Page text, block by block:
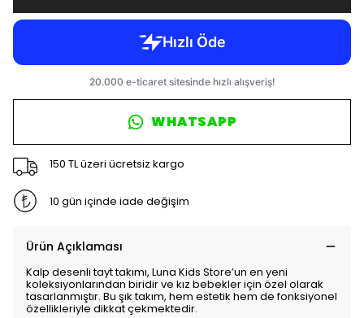
WHATSAPP
150 TL üzeri ücretsiz kargo
10 gün içinde iade değişim
Ürün Açıklaması
Kalp desenli tayt takımı, Luna Kids Store’un en yeni
koleksiyonlarından biridir ve kız bebekler için özel olarak
tasarlanmıştır. Bu şık takım, hem estetik hem de fonksiyonel
özellikleriyle dikkat çekmektedir.